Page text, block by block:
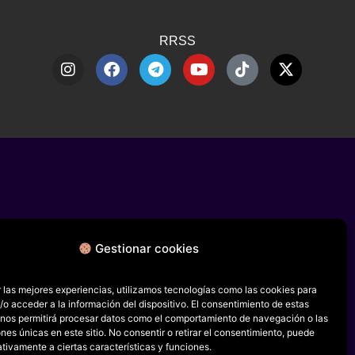
Gestionar cookies
las mejores experiencias, utilizamos tecnologías como las cookies para
o acceder a la información del dispositivo. El consentimiento de estas
permitirá procesar datos como el comportamiento de navegación o las
únicas en este sitio. No consentir o retirar el consentimiento, puede
a ciertas características y funciones.
RRSS